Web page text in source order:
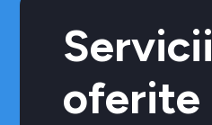
Servicii
oferite